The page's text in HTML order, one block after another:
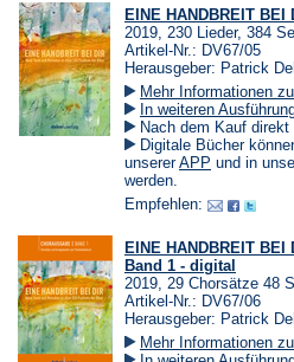
EINE HANDBREIT BEI
2019, 230 Lieder, 384
Artikel-Nr.: DV67/05
Herausgeber: Patrick
Mehr Informationen
In weiteren
Nach dem Kauf direkt
Digitale Bücher
unsererAPP (Öffnet
neuen
und in
werden.
Empfehlen:
EINE HANDBREIT BEI
Band 1 - digital
2019, 29 Chorsätze 48
Artikel-Nr.: DV67/06
Herausgeber: Patrick
Mehr Informationen